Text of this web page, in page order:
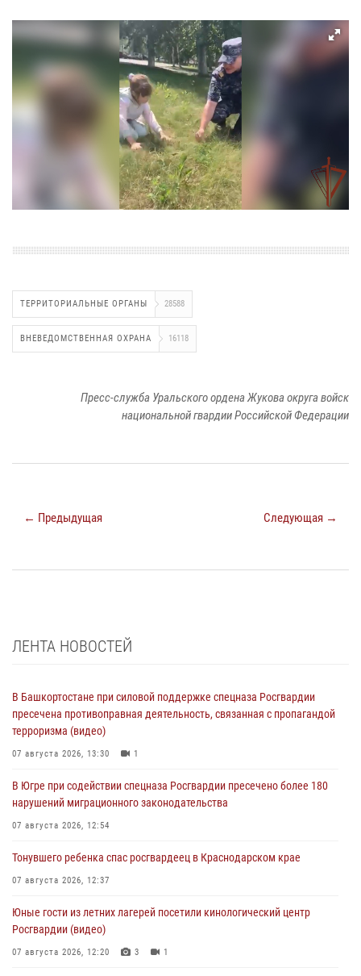
ТЕРРИТОРИАЛЬНЫЕ ОРГАНЫ 28588
ВНЕВЕДОМСТВЕННАЯ ОХРАНА 16118
Пресс-служба Уральского ордена Жукова округа войск
национальной гвардии Российской Федерации
← Предыдущая Следующая →
ЛЕНТА НОВОСТЕЙ
В Башкортостане при силовой поддержке спецназа Росгвардии
пресечена противоправная деятельность, связанная с пропагандой
терроризма (видео)
07 августа 2026, 13:30 1
В Югре при содействии спецназа Росгвардии пресечено более 180
нарушений миграционного законодательства
07 августа 2026, 12:54
Тонувшего ребенка спас росгвардеец в Краснодарском крае
07 августа 2026, 12:37
Юные гости из летних лагерей посетили кинологический центр
Росгвардии (видео)
07 августа 2026, 12:20 3 1